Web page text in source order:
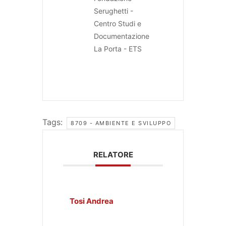
Serughetti -
Centro Studi e
Documentazione
La Porta - ETS
Tags: 8709 - AMBIENTE E SVILUPPO
RELATORE
Tosi Andrea